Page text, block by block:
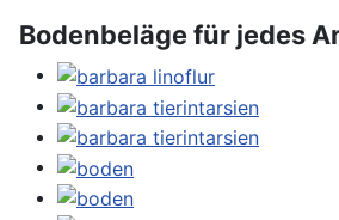
Bodenbeläge für jedes